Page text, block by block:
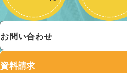
お問い合わせ
資料請求